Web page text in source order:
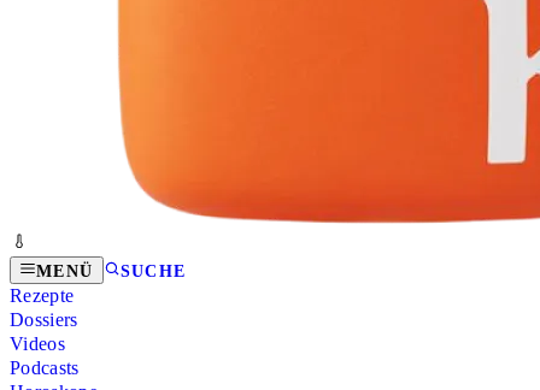
MENÜ SUCHE
Rezepte
Dossiers
Videos
Podcasts